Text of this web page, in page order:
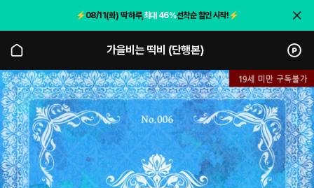
⚡️08/11(화) 딱 하루,최대 46%선착순 할인 시작!⚡️
가을비는 떡비 (단행본)